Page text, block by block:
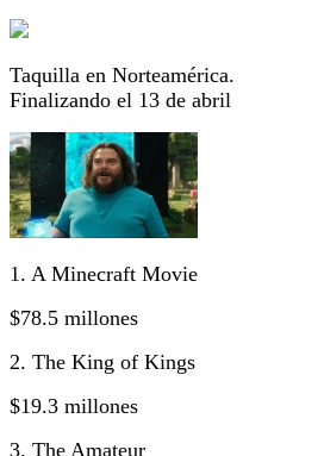
Taquilla en Norteamérica.
Finalizando el 13 de abril
1. A Minecraft Movie
$78.5 millones
2. The King of Kings
$19.3 millones
3. The Amateur